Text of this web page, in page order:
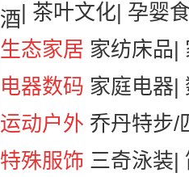
酒| 茶叶文化| 孕婴
生态家居 家纺床品|
电器数码 家庭电器|
运动户外 乔丹特步/
特殊服饰 三奇泳装|